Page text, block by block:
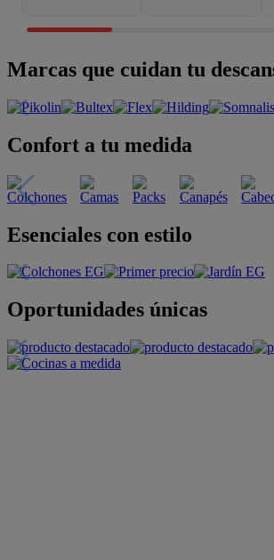
Marcas que cuidan tu
Confort a tu medida
Esenciales con estilo
Oportunidades únicas